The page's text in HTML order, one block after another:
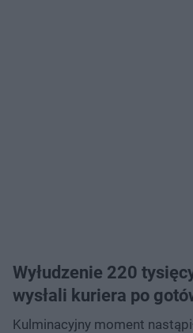
Wyłudzenie 220
wysłali kuriera po
Kulminacyjny moment